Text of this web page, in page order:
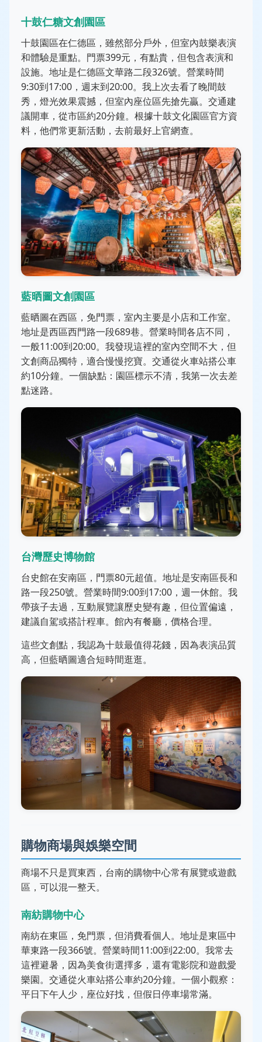
十鼓仁糖文創園區
十鼓園區在仁德區，雖然部分戶外，但室內鼓樂表演
和體驗是重點。門票399元，有點貴，但包含表演和
設施。地址是仁德區文華路二段326號。營業時間
9:30到17:00，週末到20:00。我上次去看了晚間鼓
秀，燈光效果震撼，但室內座位區先搶先贏。交通建
議開車，從市區約20分鐘。根據十鼓文化園區官方資
料，他們常更新活動，去前最好上官網查。
藍晒圖文創園區
藍晒圖在西區，免門票，室內主要是小店和工作室。
地址是西區西門路一段689巷。營業時間各店不同，
一般11:00到20:00。我發現這裡的室內空間不大，但
文創商品獨特，適合慢慢挖寶。交通從火車站搭公車
約10分鐘。一個缺點：園區標示不清，我第一次去差
點迷路。
台灣歷史博物館
台史館在安南區，門票80元超值。地址是安南區長和
路一段250號。營業時間9:00到17:00，週一休館。我
帶孩子去過，互動展覽讓歷史變有趣，但位置偏遠，
建議自駕或搭計程車。館內有餐廳，價格合理。
這些文創點，我認為十鼓最值得花錢，因為表演品質
高，但藍晒圖適合短時間逛逛。
購物商場與娛樂空間
商場不只是買東西，台南的購物中心常有展覽或遊戲
區，可以混一整天。
南紡購物中心
南紡在東區，免門票，但消費看個人。地址是東區中
華東路一段366號。營業時間11:00到22:00。我常去
這裡避暑，因為美食街選擇多，還有電影院和遊戲愛
樂園。交通從火車站搭公車約20分鐘。一個小觀察：
平日下午人少，座位好找，但假日停車場常滿。